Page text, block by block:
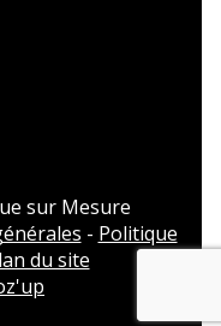
sur Mesure
- Politique
du site